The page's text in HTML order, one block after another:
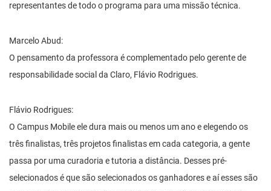
representantes de todo o programa para uma missão técnica.
Marcelo Abud:
O pensamento da professora é complementado pelo gerente de
responsabilidade social da Claro, Flávio Rodrigues.
Flávio Rodrigues:
O Campus Mobile ele dura mais ou menos um ano e elegendo os
três finalistas, três projetos finalistas em cada categoria, a gente
passa por uma curadoria e tutoria a distância. Desses pré-
selecionados é que são selecionados os ganhadores e aí esses são